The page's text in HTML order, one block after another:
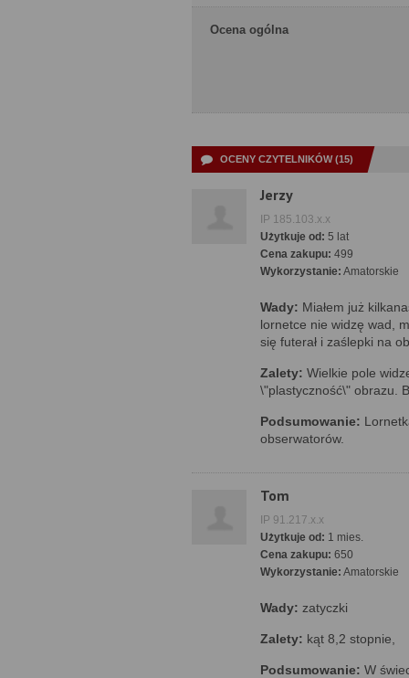
Ocena ogólna
OCENY CZYTELNIKÓW (15)
Jerzy
IP 185.103.x.x
Użytkuje od: 5 lat
Cena zakupu: 499
Wykorzystanie: Amatorskie
Wady: Miałem już
lornetce nie widzę wad,
się futerał i zaślepki na
Zalety: Wielkie pole
\"plastyczność\" obrazu.
Podsumowanie:
obserwatorów.
Tom
IP 91.217.x.x
Użytkuje od: 1 mies.
Cena zakupu: 650
Wykorzystanie: Amatorskie
Wady: zatyczki
Zalety: kąt 8,2 stopnie,
Podsumowanie: W